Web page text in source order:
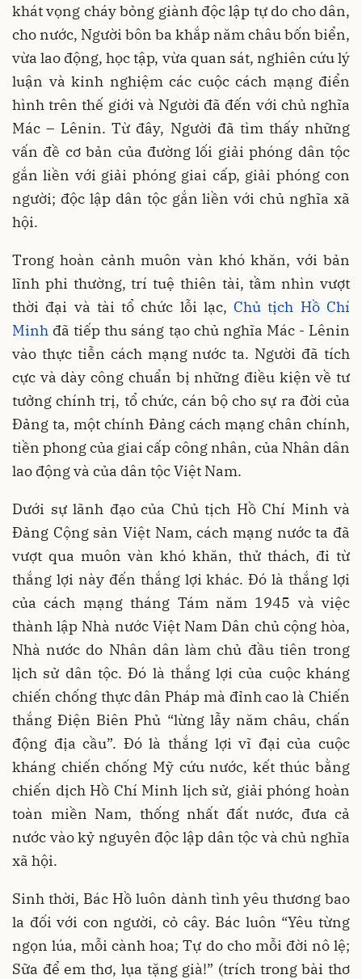
khát vọng cháy bỏng giành độc lập tự do cho dân,
cho nước, Người bôn ba khắp năm châu bốn biển,
vừa lao động, học tập, vừa quan sát, nghiên cứu lý
luận và kinh nghiệm các cuộc cách mạng điển
hình trên thế giới và Người đã đến với chủ nghĩa
Mác – Lênin. Từ đây, Người đã tìm thấy những
vấn đề cơ bản của đường lối giải phóng dân tộc
gắn liền với giải phóng giai cấp, giải phóng con
người; độc lập dân tộc gắn liền với chủ nghĩa xã
hội.
Trong hoàn cảnh muôn vàn khó khăn, với bản
lĩnh phi thường, trí tuệ thiên tài, tầm nhìn vượt
thời đại và tài tổ chức lỗi lạc, Chủ tịch Hồ Chí
Minh đã tiếp thu sáng tạo chủ nghĩa Mác - Lênin
vào thực tiễn cách mạng nước ta. Người đã tích
cực và dày công chuẩn bị những điều kiện về tư
tưởng chính trị, tổ chức, cán bộ cho sự ra đời của
Đảng ta, một chính Đảng cách mạng chân chính,
tiền phong của giai cấp công nhân, của Nhân dân
lao động và của dân tộc Việt Nam.
Dưới sự lãnh đạo của Chủ tịch Hồ Chí Minh và
Đảng Cộng sản Việt Nam, cách mạng nước ta đã
vượt qua muôn vàn khó khăn, thử thách, đi từ
thắng lợi này đến thắng lợi khác. Đó là thắng lợi
của cách mạng tháng Tám năm 1945 và việc
thành lập Nhà nước Việt Nam Dân chủ cộng hòa,
Nhà nước do Nhân dân làm chủ đầu tiên trong
lịch sử dân tộc. Đó là thắng lợi của cuộc kháng
chiến chống thực dân Pháp mà đỉnh cao là Chiến
thắng Điện Biên Phủ “lừng lẫy năm châu, chấn
động địa cầu”. Đó là thắng lợi vĩ đại của cuộc
kháng chiến chống Mỹ cứu nước, kết thúc bằng
chiến dịch Hồ Chí Minh lịch sử, giải phóng hoàn
toàn miền Nam, thống nhất đất nước, đưa cả
nước vào kỷ nguyên độc lập dân tộc và chủ nghĩa
xã hội.
Sinh thời, Bác Hồ luôn dành tình yêu thương bao
la đối với con người, cỏ cây. Bác luôn “Yêu từng
ngọn lúa, mỗi cành hoa; Tự do cho mỗi đời nô lệ;
Sữa để em thơ, lụa tặng già!” (trích trong bài thơ